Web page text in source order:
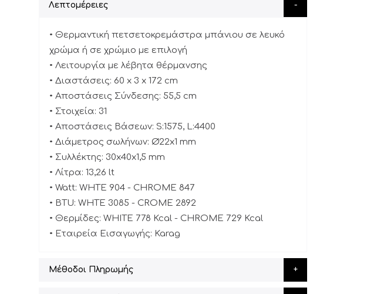
Λεπτομέρειες
• Θερμαντική πετσετοκρεμάστρα μπάνιου σε λευκό
χρώμα ή σε χρώμιο με επιλογή
• Λειτουργία με λέβητα θέρμανσης
• Διαστάσεις: 60 x 3 x 172 cm
• Αποστάσεις Σύνδεσης: 55,5 cm
• Στοιχεία: 31
• Αποστάσεις Βάσεων: S:1575, L:4400
• Διάμετρος σωλήνων: Ø22x1 mm
• Συλλέκτης: 30x40x1,5 mm
• Λίτρα: 13,26 lt
• Watt: WHTE 904 - CHROME 847
• BTU: WHTE 3085 - CROME 2892
• Θερμίδες: WHITE 778 Kcal - CHROME 729 Kcal
• Εταιρεία Εισαγωγής: Karag
Μέθοδοι Πληρωμής